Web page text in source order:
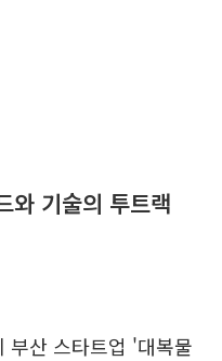
와 기술의 투트랙
부산 스타트업 '대복물